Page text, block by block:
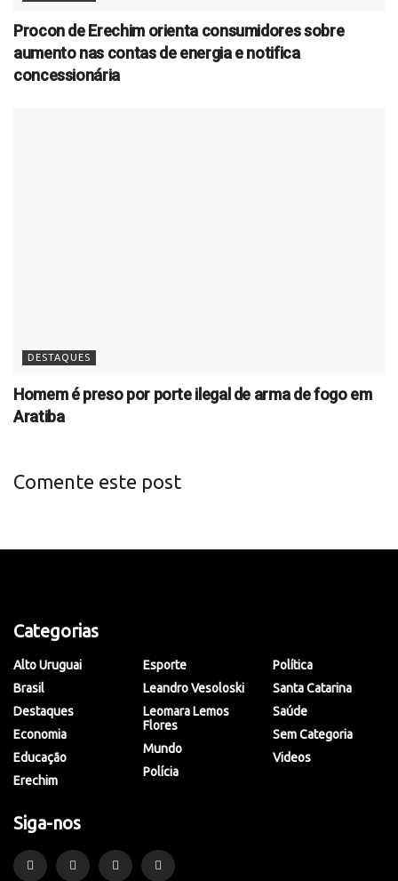
Procon de Erechim orienta consumidores sobre
aumento nas contas de energia e notifica
concessionária
DESTAQUES
Homem é preso por porte ilegal de arma de fogo em
Aratiba
Comente este post
Categorias
Alto Uruguai
Brasil
Destaques
Economia
Educação
Erechim
Esporte
Leandro Vesoloski
Leomara Lemos
Flores
Mundo
Polícia
Política
Santa Catarina
Saúde
Sem Categoria
Videos
Siga-nos